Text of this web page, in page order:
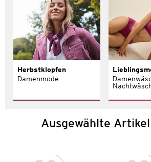
Herbstklopfen
Damenmode
Ausgewählte